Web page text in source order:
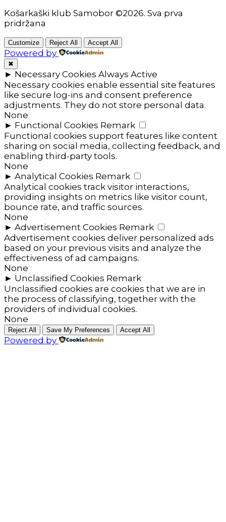
Košarkaški klub Samobor ©2026. Sva prva
pridržana
Customize Reject All Accept All
Powered by
✖
► Necessary Cookies Always Active
Necessary cookies enable essential site features
like secure log-ins and consent preference
adjustments. They do not store personal data.
None
► Functional Cookies Remark
Functional cookies support features like content
sharing on social media, collecting feedback, and
enabling third-party tools.
None
► Analytical Cookies Remark
Analytical cookies track visitor interactions,
providing insights on metrics like visitor count,
bounce rate, and traffic sources.
None
► Advertisement Cookies Remark
Advertisement cookies deliver personalized ads
based on your previous visits and analyze the
effectiveness of ad campaigns.
None
► Unclassified Cookies Remark
Unclassified cookies are cookies that we are in
the process of classifying, together with the
providers of individual cookies.
None
Reject All Save My Preferences Accept All
Powered by